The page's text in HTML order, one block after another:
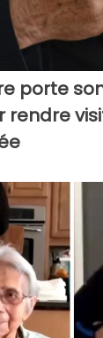
porte
rendre